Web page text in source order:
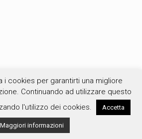
i cookies per garantirti una migliore
Continuando ad utilizzare questo
l'utilizzo dei cookies.
Accetta
Maggiori informazioni